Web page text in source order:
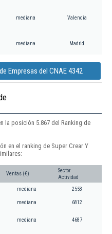
mediana Valencia
mediana Madrid
Empresas del CNAE 4342
la posición 5.867 del Ranking de
en el ranking de Super Crear Y
Ventas (€)
Sector
Actividad
mediana 2553
mediana 6812
mediana 4687